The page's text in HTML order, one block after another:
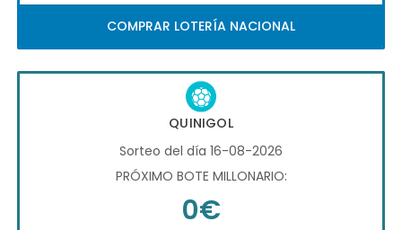
COMPRAR LOTERÍA NACIONAL
QUINIGOL
Sorteo del día 16-08-2026
PRÓXIMO BOTE MILLONARIO:
0€